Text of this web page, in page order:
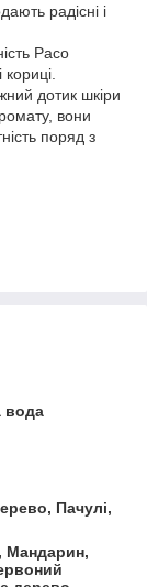
радісні і
Paco
дотик шкіри
вони
поряд з
вода
Пачулі,
Мандарин,